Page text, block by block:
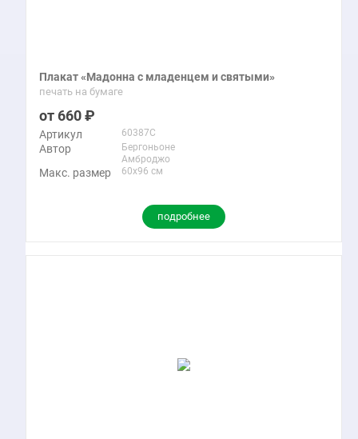
Плакат «Мадонна с младенцем и святыми»
печать на бумаге
660
Артикул 60387C
Автор
Бергоньоне
Амброджо
Макс. размер 60x96 см
подробнее